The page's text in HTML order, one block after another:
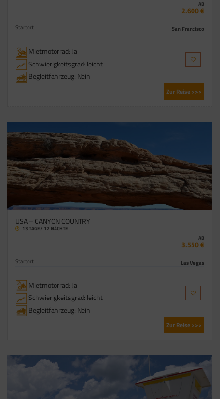
AB
2.600 €
Startort San Francisco
Mietmotorrad: Ja
Schwierigkeitsgrad: leicht
Begleitfahrzeug: Nein
Zur Reise >>>
USA – CANYON COUNTRY
13 TAGE/ 12 NÄCHTE
AB
3.550 €
Startort Las Vegas
Mietmotorrad: Ja
Schwierigkeitsgrad: leicht
Begleitfahrzeug: Nein
Zur Reise >>>